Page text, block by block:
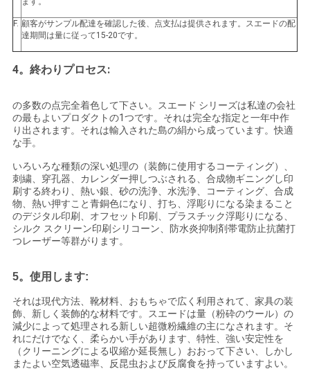
F. 顧客がサンプル配達を確認した後、点支払は提供されます。スエードの配
達期間は量に従って15-20です。
4。終わりプロセス:
の多数の点完全着色して下さい。スエード シリーズは私達の会社
の最もよいプロダクトの1つです。それは完全な指定と一年中作
り出されます。それは輸入された島の絹から成っています。快適
な手。
いろいろな種類の深い処理の（装飾に使用するコーティング）、
刺繍、穿孔器、カレンダー押しつぶされる、合成物ギニングし印
刷する終わり、熱い銀、砂の洗浄、水洗浄、コーティング、合成
物、熱い押すこと青銅色になり、打ち、浮彫りになる染まること
のデジタル印刷、オフセット印刷、プラスチック浮彫りになる、
シルク スクリーン印刷シリコーン、防水炎抑制剤帯電防止抗菌打
つレーザー等群がります。
5。使用します:
それは現代方法、靴材料、おもちゃで広く利用されて、家具の装
飾、新しく装飾的な材料です。スエードは量（粉砕のウール）の
減少によって処理される新しい超微粉繊維の主になされます。そ
れにだけでなく、柔らかい手があります、特性、強い安定性を
（クリーニングによる収縮か延長無し）おおって下さい、しかし
またよい空気透磁率、反昆虫および反腐食を持っていますよい。